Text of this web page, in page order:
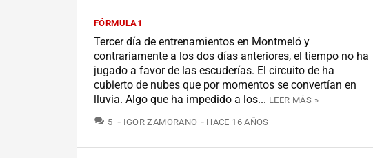
FÓRMULA1
Tercer día de entrenamientos en Montmeló y
contrariamente a los dos días anteriores, el tiempo no ha
jugado a favor de las escuderías. El circuito de ha
cubierto de nubes que por momentos se convertían en
lluvia. Algo que ha impedido a los... LEER MÁS »
5 COMENTARIOS
IGOR ZAMORANO HACE 16 AÑOS